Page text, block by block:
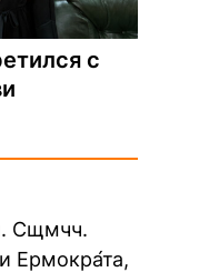
с
Сщмчч.
Ермокра́та,